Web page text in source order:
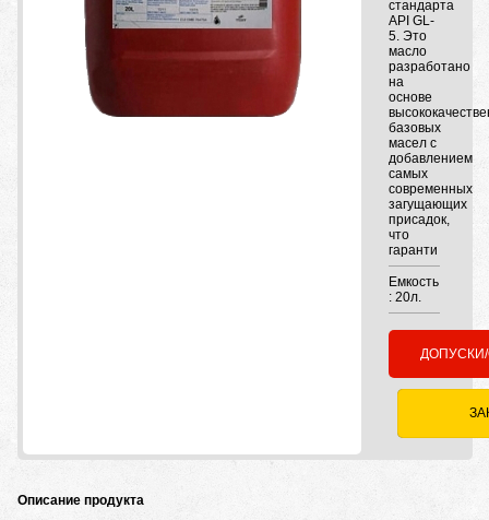
стандарта
API GL-
5. Это
масло
разработано
на
основе
базовых
масел с
добавлением
самых
современных
загущающих
присадок,
что
гаранти
Емкость
: 20л.
Описание продукта